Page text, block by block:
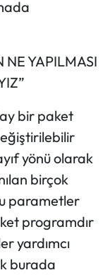
NE YAPILMASI
bir paket
yönü olarak
birçok
parametler
programdır
yardımcı
burada